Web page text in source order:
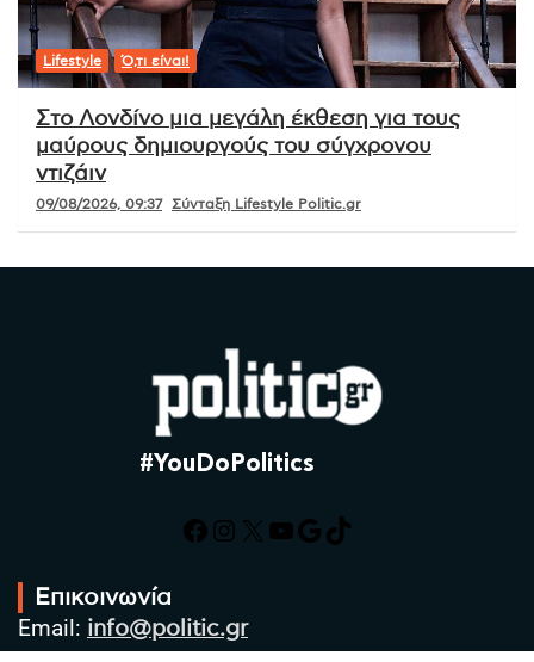
Lifestyle Ό,τι είναι!
Στο Λονδίνο μια μεγάλη έκθεση για τους
μαύρους δημιουργούς του σύγχρονου
ντιζάιν
09/08/2026, 09:37 Σύνταξη Lifestyle Politic.gr
#YouDoPolitics
Facebook
Instagram
X YouTube
Google
TikTok
Επικοινωνία
Email: info@politic.gr